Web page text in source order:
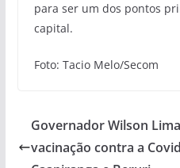
para ser um dos pontos
capital.
Foto: Tacio Melo/Secom
Governador Wilson
vacinação contra a